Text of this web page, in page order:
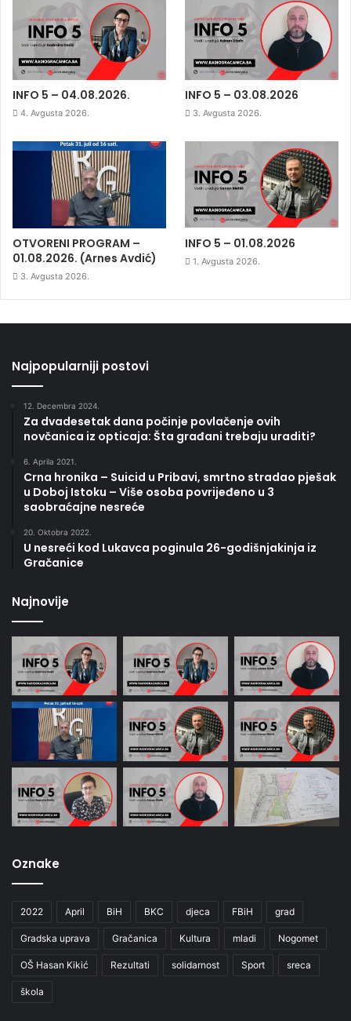
INFO 5 – 04.08.2026.
4. Avgusta 2026.
INFO 5 – 03.08.2026
3. Avgusta 2026.
OTVORENI PROGRAM –
01.08.2026. (Arnes Avdić)
3. Avgusta 2026.
INFO 5 – 01.08.2026
1. Avgusta 2026.
Najpopularniji postovi
12. Decembra 2024.
Za dvadesetak dana počinje povlačenje ovih
novčanica iz opticaja: Šta građani trebaju uraditi?
6. Aprila 2021.
Crna hronika – Suicid u Pribavi, smrtno stradao pješak
u Doboj Istoku – Više osoba povrijeđeno u 3
saobraćajne nesreće
20. Oktobra 2022.
U nesreći kod Lukavca poginula 26-godišnjakinja iz
Gračanice
Najnovije
Oznake
2022 April BiH BKC djeca FBiH grad
Gradska uprava Gračanica Kultura mladi Nogomet
OŠ Hasan Kikić Rezultati solidarnost Sport sreca
škola